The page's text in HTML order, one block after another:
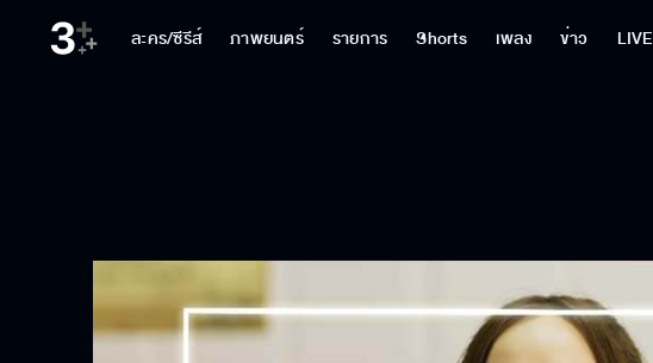
ละคร/ซีรีส์ ภาพยนตร์ รายการ Shorts เพลง ข่าว LIVE